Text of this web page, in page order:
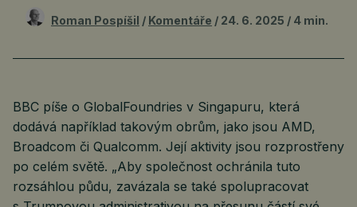
Roman Pospíšil Komentáře 24. 6. 2025 4 min.
BBC píše o GlobalFoundries v Singapuru, která
dodává například takovým obrům, jako jsou AMD,
Broadcom či Qualcomm. Její aktivity jsou rozprostřeny
po celém světě. „Aby společnost ochránila tuto
rozsáhlou půdu, zavázala se také spolupracovat